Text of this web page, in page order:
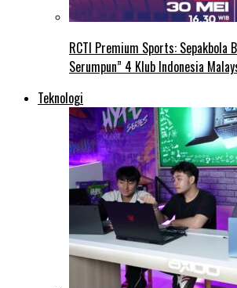
RCTI Premium Sports: Sepakbola
Serumpun” 4 Klub Indonesia
Teknologi